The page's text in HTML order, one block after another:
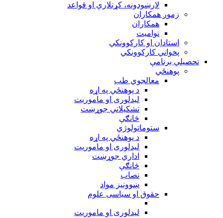
لارښودونه، کړنلارې او قواعد
زموږ همکاران
همکاران
توامیت
استادان او کارکوونکي
پخواني کارکوونکي
تحصيلي برنامې
پوهنځي
معالجوي طب
د پوهنځي په اړه
ليدلوری او ماموريت
تشکیلاتي جوړښت
څانګې
ستوماتولوژي
د پوهنځي په اړه
ليدلوری او ماموريت
اداري جوړښت
څانګې
نصاب
ښوونيز مواد
حقوق او سیاسی علوم
ليدلوری او ماموريت